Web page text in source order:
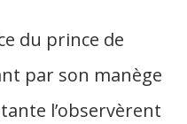
du prince de
par son manège
l’observèrent